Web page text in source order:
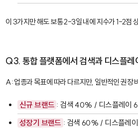
이 3가지만 해도 보통 2-3일 내에 지수가 1-2점
Q3. 통합 플랫폼에서 검색과 디스플레
A: 업종과 목표에 따라 다르지만, 일반적인 권장
신규 브랜드 : 검색 40% / 디스플레이
성장기 브랜드 : 검색 60% / 디스플레